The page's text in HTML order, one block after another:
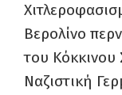
Βερολίνο
του Κόκκινου
Ναζιστική